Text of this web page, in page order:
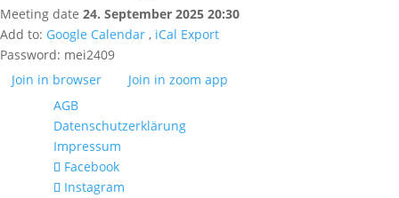
Meeting date 24. September 2025 20:30
Add to: Google Calendar , iCal Export
Password: mei2409
Join in browser
Join in zoom app
AGB
Datenschutzerklärung
Impressum
Facebook
Instagram